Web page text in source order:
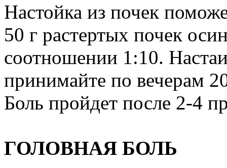
Настойка из почек
50 г растертых почек
соотношении 1:10.
принимайте по вечерам
Боль пройдет после 2-4
ГОЛОВНАЯ БОЛЬ